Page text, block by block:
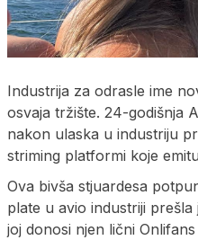
Industrija za odrasle ime
osvaja tržište. 24-godišnja
nakon ulaska u industriju
striming platformi koje
Ova bivša stjuardesa
plate u avio industriji
joj donosi njen lični